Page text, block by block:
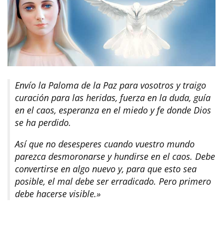
Envío la Paloma de la Paz para vosotros y traigo
curación para las heridas, fuerza en la duda, guía
en el caos, esperanza en el miedo y fe donde Dios
se ha perdido.
Así que no desesperes cuando vuestro mundo
parezca desmoronarse y hundirse en el caos. Debe
convertirse en algo nuevo y, para que esto sea
posible, el mal debe ser erradicado. Pero primero
debe hacerse visible.»